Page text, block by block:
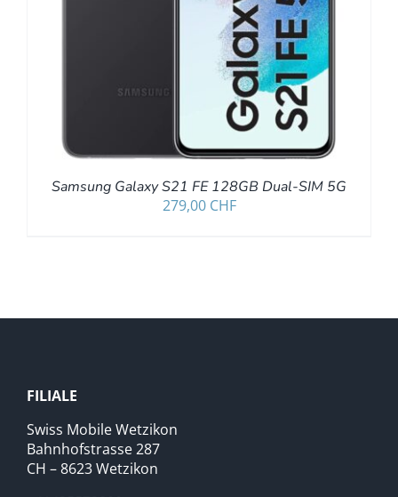
Samsung Galaxy S21 FE 128GB Dual-SIM 5G
279,00 CHF
FILIALE
Swiss Mobile Wetzikon
Bahnhofstrasse 287
CH – 8623 Wetzikon